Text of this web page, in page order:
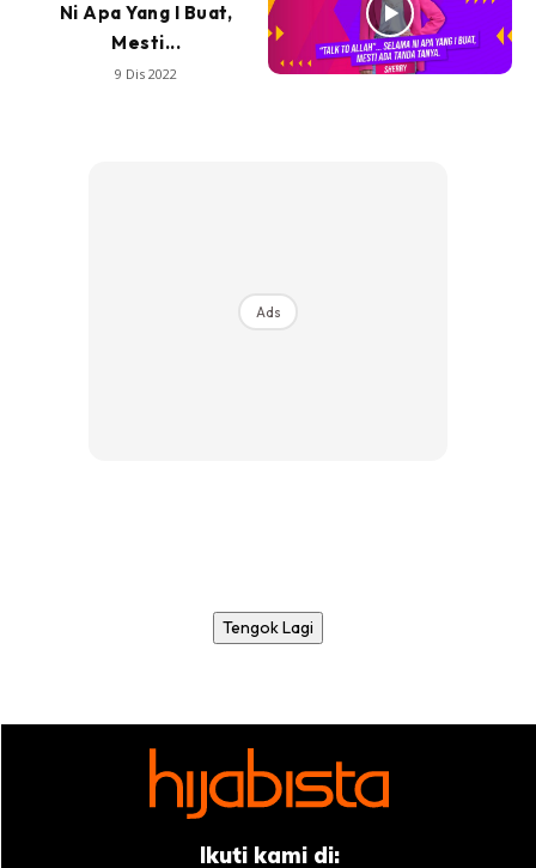
Ni Apa Yang I Buat,
Mesti...
9 Dis 2022
Ads
Tengok Lagi
Ikuti kami di: